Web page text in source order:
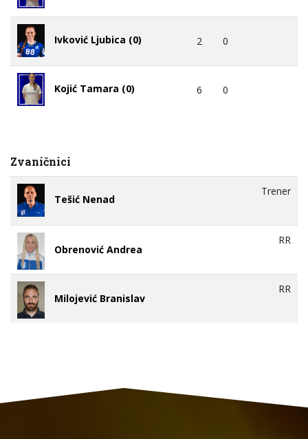
Ivković Ljubica (0) 2 0
Kojić Tamara (0) 6 0
Zvaničnici
Tešić Nenad
Trener
Obrenović Andrea
RR
Milojević Branislav
RR